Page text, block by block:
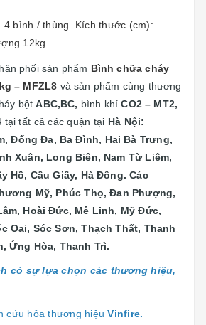
4 bình / thùng. Kích thước (cm):
12kg.
phối sản phẩm Bình chữa cháy
– MFZL8 và sản phẩm cùng thương
bộtABC,BC, bình khíCO2 – MT2,
tạitất cả các quận tại Hà Nội:
Đống Đa, Ba Đình, Hai Bà Trưng,
Xuân, Long Biên, Nam Từ Liêm,
Hồ, Cầu Giấy, Hà Đông. Các
Mỹ, Phúc Thọ, Đan Phượng,
Hoài Đức, Mê Linh, Mỹ Đức,
Oai, Sóc Sơn, Thạch Thất, Thanh
Ứng Hòa, Thanh Trì.
có sự lựa chọn các thương hiệu,
cứu hỏa thương hiệuVinfire.